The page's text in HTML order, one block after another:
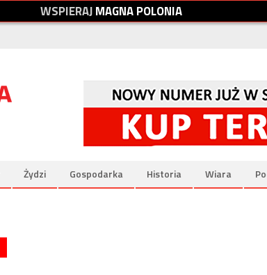
WSPIERAJMAGNAPOLONIA
Żydzi Gospodarka Historia Wiara